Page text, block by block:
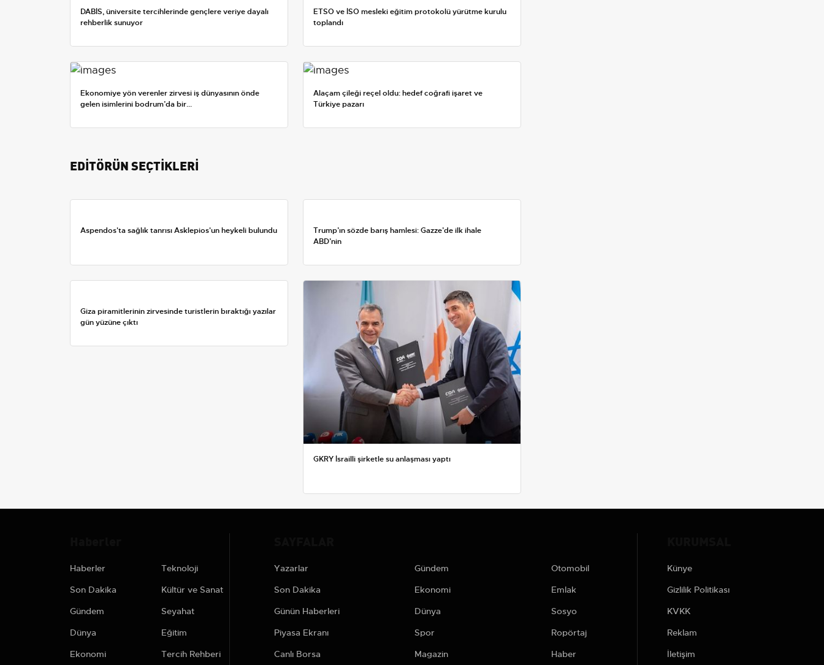
DABİS, üniversite tercihlerinde gençlere veriye dayalı
rehberlik sunuyor
ETSO ve İSO mesleki eğitim protokolü yürütme kurulu
toplandı
Ekonomiye yön verenler zirvesi iş dünyasının önde
gelen isimlerini bodrum’da bir...
Alaçam çileği reçel oldu: hedef coğrafi işaret ve
Türkiye pazarı
EDİTÖRÜN SEÇTİKLERİ
Aspendos'ta sağlık tanrısı Asklepios'un heykeli bulundu
Trump’ın sözde barış hamlesi: Gazze’de ilk ihale
ABD’nin
Giza piramitlerinin zirvesinde turistlerin bıraktığı yazılar
gün yüzüne çıktı
GKRY İsrailli şirketle su anlaşması yaptı
Haberler
Son Dakika
Gündem
Dünya
Ekonomi
Teknoloji
Kültür ve Sanat
Seyahat
Eğitim
Tercih Rehberi
Yazarlar
Son Dakika
Günün Haberleri
Piyasa Ekranı
Canlı Borsa
Gündem
Ekonomi
Dünya
Spor
Magazin
Otomobil
Emlak
Sosyo
Ropörtaj
Haber
Künye
Gizlilik Politikası
KVKK
Reklam
İletişim